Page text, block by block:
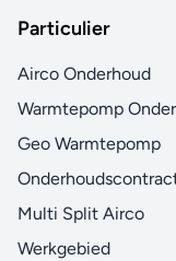
Particulier
Airco Onderhoud
Warmtepomp
Geo Warmtepomp
Multi Split Airco
Werkgebied